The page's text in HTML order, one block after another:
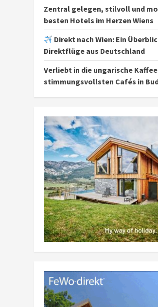
Zentral gelegen, stilvoll und
besten Hotels im Herzen Wiens
Direkt nach Wien: Ein
Direktflüge aus Deutschland
Verliebt in die ungarische
stimmungsvollsten Cafés in